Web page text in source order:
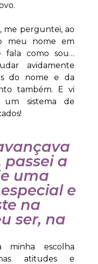
me perguntei, ao
meu nome em
fala como sou…
avidamente
do nome e da
também. E vi
sistema de
passei a
uma
e
na
ser, na
escolha
atitudes e